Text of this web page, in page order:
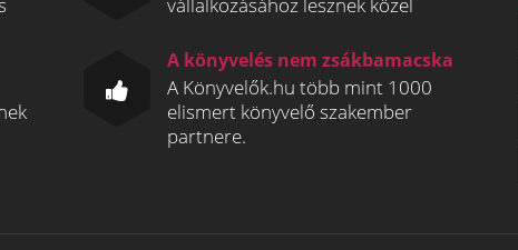
A könyvelés nem zsákbamacska
A Könyvelők.hu több mint 1000
elismert könyvelő szakember
partnere.